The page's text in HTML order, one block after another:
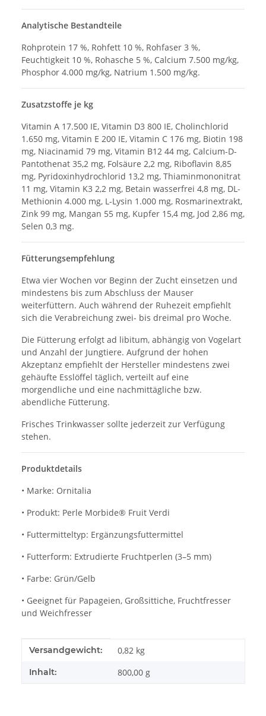
Analytische Bestandteile
Rohprotein 17 %, Rohfett 10 %, Rohfaser 3 %,
Feuchtigkeit 10 %, Rohasche 5 %, Calcium 7.500 mg/kg,
Phosphor 4.000 mg/kg, Natrium 1.500 mg/kg.
Zusatzstoffe je kg
Vitamin A 17.500 IE, Vitamin D3 800 IE, Cholinchlorid
1.650 mg, Vitamin E 200 IE, Vitamin C 176 mg, Biotin 198
mg, Niacinamid 79 mg, Vitamin B12 44 mg, Calcium-D-
Pantothenat 35,2 mg, Folsäure 2,2 mg, Riboflavin 8,85
mg, Pyridoxinhydrochlorid 13,2 mg, Thiaminmononitrat
11 mg, Vitamin K3 2,2 mg, Betain wasserfrei 4,8 mg, DL-
Methionin 4.000 mg, L-Lysin 1.000 mg, Rosmarinextrakt,
Zink 99 mg, Mangan 55 mg, Kupfer 15,4 mg, Jod 2,86 mg,
Selen 0,3 mg.
Fütterungsempfehlung
Etwa vier Wochen vor Beginn der Zucht einsetzen und
mindestens bis zum Abschluss der Mauser
weiterfüttern. Auch während der Ruhezeit empfiehlt
sich die Verabreichung zwei- bis dreimal pro Woche.
Die Fütterung erfolgt ad libitum, abhängig von Vogelart
und Anzahl der Jungtiere. Aufgrund der hohen
Akzeptanz empfiehlt der Hersteller mindestens zwei
gehäufte Esslöffel täglich, verteilt auf eine
morgendliche und eine nachmittägliche bzw.
abendliche Fütterung.
Frisches Trinkwasser sollte jederzeit zur Verfügung
stehen.
Produktdetails
• Marke: Ornitalia
• Produkt: Perle Morbide® Fruit Verdi
• Futtermitteltyp: Ergänzungsfuttermittel
• Futterform: Extrudierte Fruchtperlen (3–5 mm)
• Farbe: Grün/Gelb
• Geeignet für Papageien, Großsittiche, Fruchtfresser
und Weichfresser
Produkteigenschaft
Wert
Versandgewicht: 0,82 kg
Inhalt: 800,00 g